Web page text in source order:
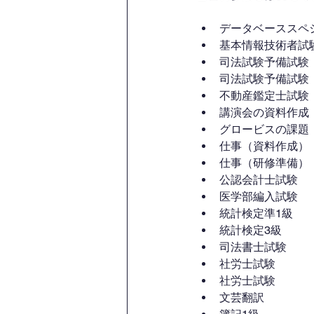
データベーススペ
基本情報技術者試
司法試験予備試験
司法試験予備試験
不動産鑑定士試験
講演会の資料作成
グロービスの課題
仕事（資料作成）
仕事（研修準備）
公認会計士試験
医学部編入試験
統計検定準1級
統計検定3級
司法書士試験
社労士試験
社労士試験
文芸翻訳